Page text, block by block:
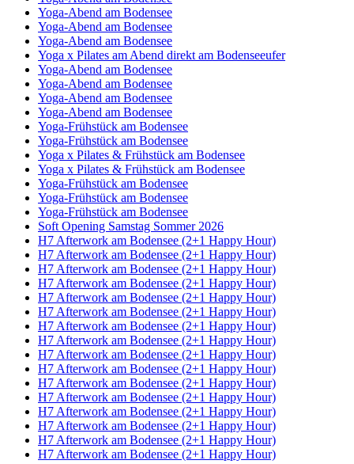
Yoga-Abend am Bodensee
Yoga-Abend am Bodensee
Yoga-Abend am Bodensee
Yoga x Pilates am Abend direkt am Bodenseeufer
Yoga-Abend am Bodensee
Yoga-Abend am Bodensee
Yoga-Abend am Bodensee
Yoga-Abend am Bodensee
Yoga-Frühstück am Bodensee
Yoga-Frühstück am Bodensee
Yoga x Pilates & Frühstück am Bodensee
Yoga x Pilates & Frühstück am Bodensee
Yoga-Frühstück am Bodensee
Yoga-Frühstück am Bodensee
Yoga-Frühstück am Bodensee
Soft Opening Samstag Sommer 2026
H7 Afterwork am Bodensee (2+1 Happy Hour)
H7 Afterwork am Bodensee (2+1 Happy Hour)
H7 Afterwork am Bodensee (2+1 Happy Hour)
H7 Afterwork am Bodensee (2+1 Happy Hour)
H7 Afterwork am Bodensee (2+1 Happy Hour)
H7 Afterwork am Bodensee (2+1 Happy Hour)
H7 Afterwork am Bodensee (2+1 Happy Hour)
H7 Afterwork am Bodensee (2+1 Happy Hour)
H7 Afterwork am Bodensee (2+1 Happy Hour)
H7 Afterwork am Bodensee (2+1 Happy Hour)
H7 Afterwork am Bodensee (2+1 Happy Hour)
H7 Afterwork am Bodensee (2+1 Happy Hour)
H7 Afterwork am Bodensee (2+1 Happy Hour)
H7 Afterwork am Bodensee (2+1 Happy Hour)
H7 Afterwork am Bodensee (2+1 Happy Hour)
H7 Afterwork am Bodensee (2+1 Happy Hour)